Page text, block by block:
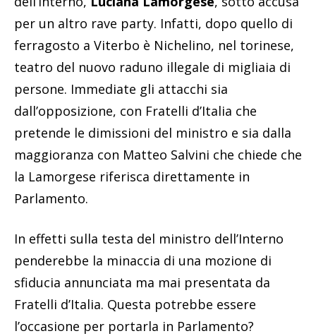
per un altro rave party. Infatti, dopo quello di
ferragosto a Viterbo è Nichelino, nel torinese,
teatro del nuovo raduno illegale di migliaia di
persone. Immediate gli attacchi sia
dall’opposizione, con Fratelli d’Italia che
pretende le dimissioni del ministro e sia dalla
maggioranza con Matteo Salvini che chiede che
la Lamorgese riferisca direttamente in
Parlamento.
In effetti sulla testa del ministro dell’Interno
penderebbe la minaccia di una mozione di
sfiducia annunciata ma mai presentata da
Fratelli d’Italia. Questa potrebbe essere
l’occasione per portarla in Parlamento?